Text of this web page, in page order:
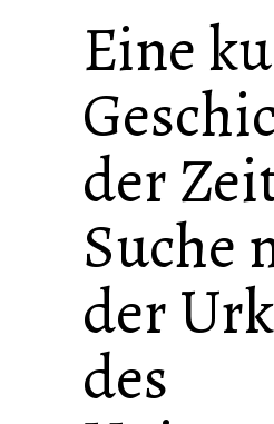
Eine
der
Suche
der
des